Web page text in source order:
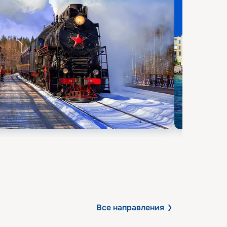
Все направления